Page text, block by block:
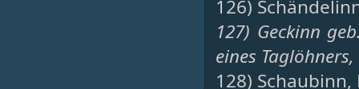
126)
127) Geckinn
eines
128)